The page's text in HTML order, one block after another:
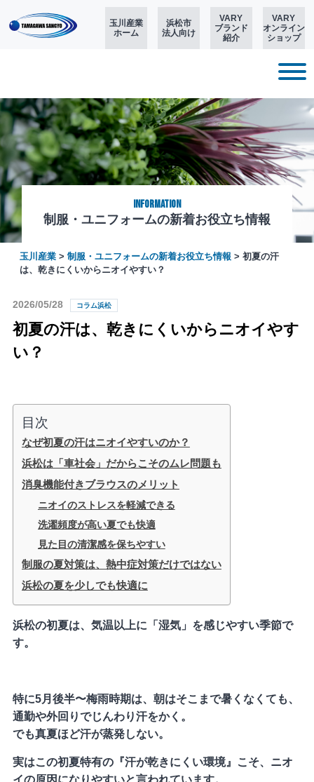
玉川産業
ホーム
浜松市
法人向け
VARY
ブランド
紹介
VARY
オンライン
ショップ
制服・ユニフォームの新着お役立ち情報
Information
玉川産業> 制服・ユニフォームの新着お役立ち情報 > 初夏の汗
は、乾きにくいからニオイやすい？
2026/05/28 コラム浜松
初夏の汗は、乾きにくいからニオイやす
い？
目次
なぜ初夏の汗はニオイやすいのか？
浜松は「車社会」だからこそのムレ問題も
消臭機能付きブラウスのメリット
ニオイのストレスを軽減できる
洗濯頻度が高い夏でも快適
見た目の清潔感を保ちやすい
制服の夏対策は、熱中症対策だけではない
浜松の夏を少しでも快適に
浜松の初夏は、気温以上に「湿気」を感じやすい季節で
す。
特に5月後半〜梅雨時期は、朝はそこまで暑くなくても、
通勤や外回りでじんわり汗をかく。
でも真夏ほど汗が蒸発しない。
実はこの初夏特有の『汗が乾きにくい環境』こそ、ニオ
イの原因になりやすいと言われています。